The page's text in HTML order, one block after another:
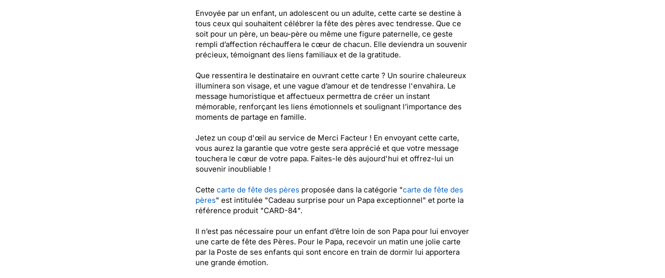
Envoyée par un enfant, un adolescent ou un adulte, cette carte se destine à
tous ceux qui souhaitent célébrer la fête des pères avec tendresse. Que ce
soit pour un père, un beau-père ou même une figure paternelle, ce geste
rempli d’affection réchauffera le cœur de chacun. Elle deviendra un souvenir
précieux, témoignant des liens familiaux et de la gratitude.
Que ressentira le destinataire en ouvrant cette carte ? Un sourire chaleureux
illuminera son visage, et une vague d’amour et de tendresse l'envahira. Le
message humoristique et affectueux permettra de créer un instant
mémorable, renforçant les liens émotionnels et soulignant l’importance des
moments de partage en famille.
Jetez un coup d'œil au service de Merci Facteur ! En envoyant cette carte,
vous aurez la garantie que votre geste sera apprécié et que votre message
touchera le cœur de votre papa. Faites-le dès aujourd'hui et offrez-lui un
souvenir inoubliable !
Cette carte de fête des pèresproposée dans la catégorie "carte de fête des
pères" est intitulée "Cadeau surprise pour un Papa exceptionnel" et porte la
référence produit "CARD-84".
Il n’est pas nécessaire pour un enfant d’être loin de son Papa pour lui envoyer
une carte de fête des Pères. Pour le Papa, recevoir un matin une jolie carte
par la Poste de ses enfants qui sont encore en train de dormir lui apportera
une grande émotion.